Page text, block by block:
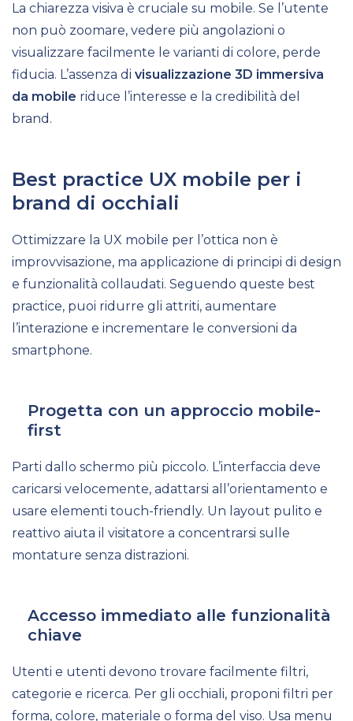
La chiarezza visiva è cruciale su mobile. Se l’utente
non può zoomare, vedere più angolazioni o
visualizzare facilmente le varianti di colore, perde
fiducia. L’assenza di visualizzazione 3D immersiva
da mobile riduce l’interesse e la credibilità del
brand.
Best practice UX mobile per i
brand di occhiali
Ottimizzare la UX mobile per l’ottica non è
improvvisazione, ma applicazione di principi di design
e funzionalità collaudati. Seguendo queste best
practice, puoi ridurre gli attriti, aumentare
l’interazione e incrementare le conversioni da
smartphone.
Progetta con un approccio mobile-
first
Parti dallo schermo più piccolo. L’interfaccia deve
caricarsi velocemente, adattarsi all’orientamento e
usare elementi touch-friendly. Un layout pulito e
reattivo aiuta il visitatore a concentrarsi sulle
montature senza distrazioni.
Accesso immediato alle funzionalità
chiave
Utenti e utenti devono trovare facilmente filtri,
categorie e ricerca. Per gli occhiali, proponi filtri per
forma, colore, materiale o forma del viso. Usa menu